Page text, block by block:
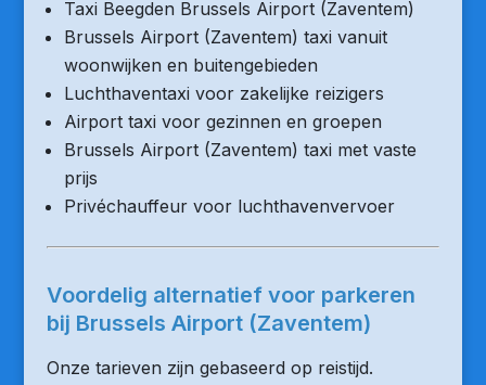
Taxi Beegden Brussels Airport (Zaventem)
Brussels Airport (Zaventem) taxi vanuit
woonwijken en buitengebieden
Luchthaventaxi voor zakelijke reizigers
Airport taxi voor gezinnen en groepen
Brussels Airport (Zaventem) taxi met vaste
prijs
Privéchauffeur voor luchthavenvervoer
Voordelig alternatief voor parkeren
bij Brussels Airport (Zaventem)
Onze tarieven zijn gebaseerd op reistijd.